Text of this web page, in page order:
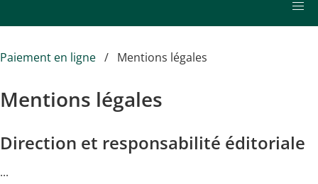
Paiement en ligne Mentions légales
Mentions légales
Direction et responsabilité éditoriale
...